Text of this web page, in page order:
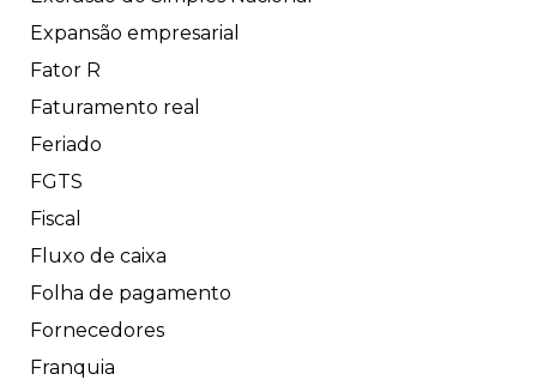
Expansão empresarial
Fator R
Faturamento real
Feriado
FGTS
Fiscal
Fluxo de caixa
Folha de pagamento
Fornecedores
Franquia